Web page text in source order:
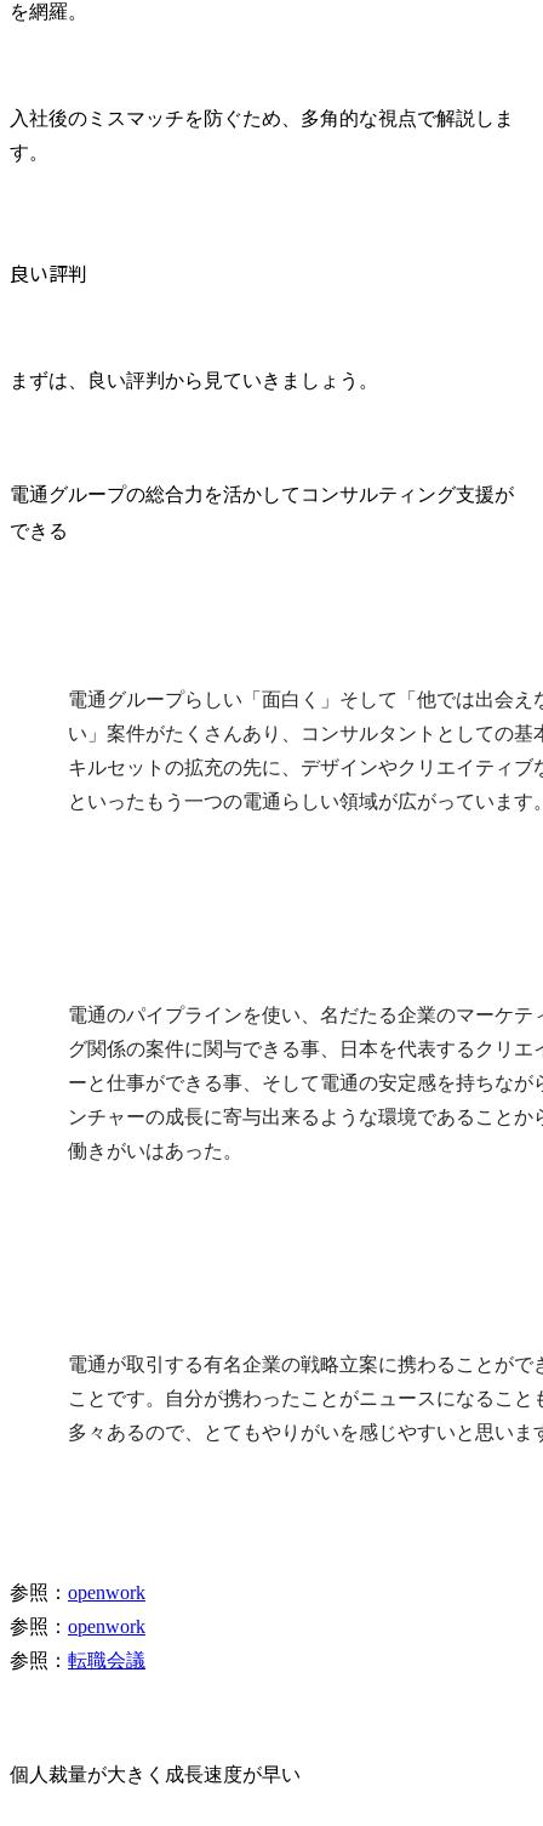
を網羅。
入社後のミスマッチを防ぐため、多角的な視点で解説しま
す。
良い評判
まずは、良い評判から見ていきましょう。
電通グループの総合力を活かしてコンサルティング支援が
できる
電通グループらしい「面白く」そして「他では出会え
い」案件がたくさんあり、コンサルタントとしての基
キルセットの拡充の先に、デザインやクリエイティブ
といったもう一つの電通らしい領域が広がっています
電通のパイプラインを使い、名だたる企業のマーケテ
グ関係の案件に関与できる事、日本を代表するクリエ
ーと仕事ができる事、そして電通の安定感を持ちなが
ンチャーの成長に寄与出来るような環境であることか
働きがいはあった。
電通が取引する有名企業の戦略立案に携わることがで
ことです。自分が携わったことがニュースになること
多々あるので、とてもやりがいを感じやすいと思いま
参照： openwork
参照： openwork
参照： 転職会議
個人裁量が大きく成長速度が早い